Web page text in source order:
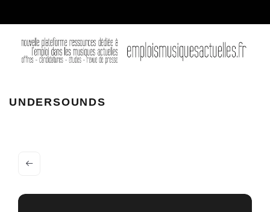
UNDERSOUNDS